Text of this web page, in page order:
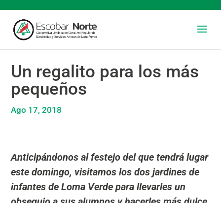
Un regalito para los más
pequeños
Ago 17, 2018
Anticipándonos al festejo del que tendrá lugar
este domingo, visitamos los dos jardines de
infantes de Loma Verde para llevarles un